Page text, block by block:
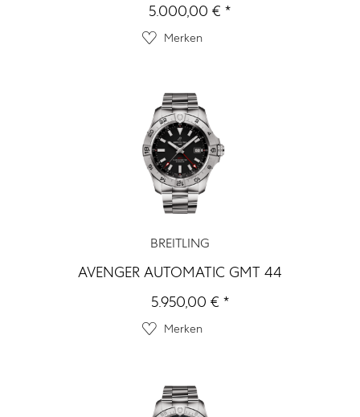
5.000,00 € *
Merken
BREITLING
AVENGER AUTOMATIC GMT 44
5.950,00 € *
Merken